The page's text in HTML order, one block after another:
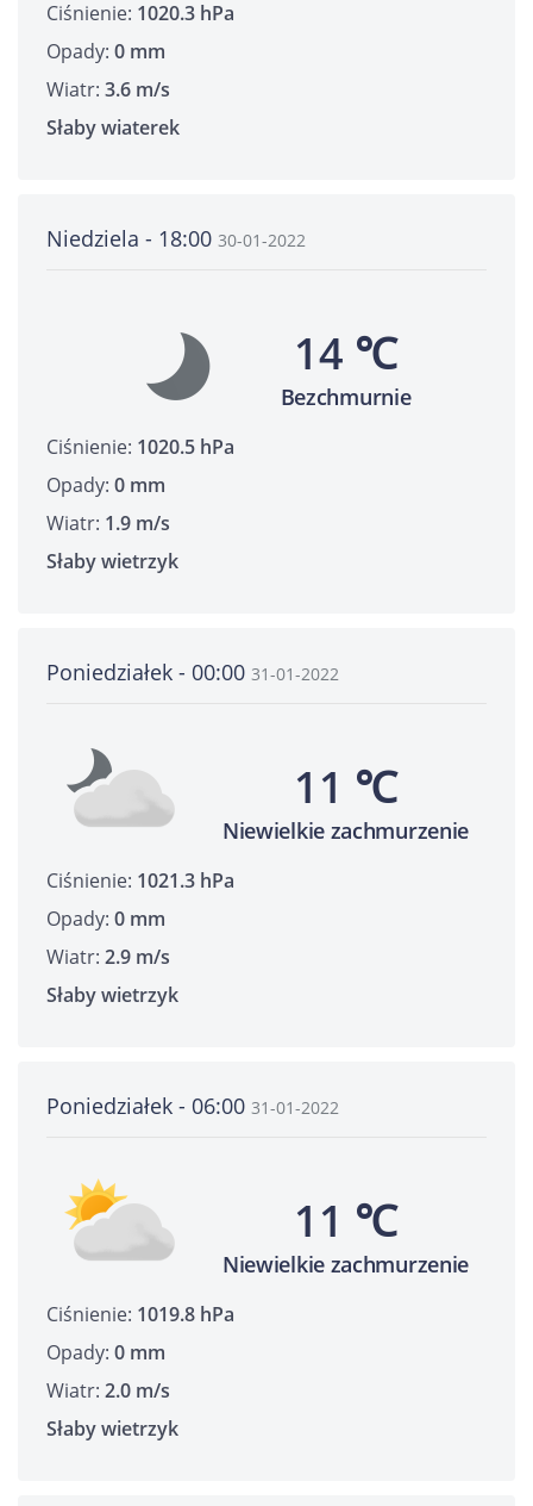
Ciśnienie: 1020.3 hPa
Opady: 0 mm
Wiatr: 3.6 m/s
Słaby wiaterek
Niedziela - 18:00 30-01-2022
14 ℃
Bezchmurnie
Ciśnienie: 1020.5 hPa
Opady: 0 mm
Wiatr: 1.9 m/s
Słaby wietrzyk
Poniedziałek - 00:00 31-01-2022
11 ℃
Niewielkie zachmurzenie
Ciśnienie: 1021.3 hPa
Opady: 0 mm
Wiatr: 2.9 m/s
Słaby wietrzyk
Poniedziałek - 06:00 31-01-2022
11 ℃
Niewielkie zachmurzenie
Ciśnienie: 1019.8 hPa
Opady: 0 mm
Wiatr: 2.0 m/s
Słaby wietrzyk